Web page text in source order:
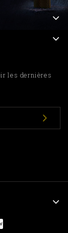
les dernières